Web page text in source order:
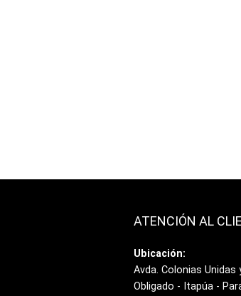
ATENCIÓN AL
Ubicación:
Avda. Colonias Unidas
Obligado - Itapúa -